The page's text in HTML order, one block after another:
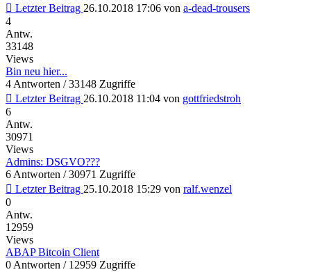
Letzter Beitrag 26.10.2018 17:06 von a-dead-trousers
4
Antw.
33148
Views
Bin neu hier...
4 Antworten / 33148 Zugriffe
Letzter Beitrag 26.10.2018 11:04 von gottfriedstroh
6
Antw.
30971
Views
Admins: DSGVO???
6 Antworten / 30971 Zugriffe
Letzter Beitrag 25.10.2018 15:29 von ralf.wenzel
0
Antw.
12959
Views
ABAP Bitcoin Client
0 Antworten / 12959 Zugriffe